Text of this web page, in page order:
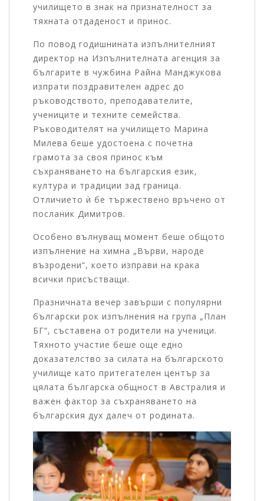
училището в знак на признателност за
тяхната отдаденост и принос.
По повод годишнината изпълнителният
директор на Изпълнителната агенция за
българите в чужбина Райна Манджукова
изпрати поздравителен адрес до
ръководството, преподавателите,
учениците и техните семейства.
Ръководителят на училището Марина
Милева беше удостоена с почетна
грамота за своя принос към
съхраняването на българския език,
култура и традиции зад граница.
Отличието ѝ бе тържествено връчено от
посланик Димитров.
Особено вълнуващ момент беше общото
изпълнение на химна „Върви, народе
възродени“, което изправи на крака
всички присъстващи.
Празничната вечер завърши с популярни
български рок изпълнения на група „План
БГ“, съставена от родители на ученици.
Тяхното участие беше още едно
доказателство за силата на българското
училище като притегателен център за
цялата българска общност в Австралия и
важен фактор за съхраняването на
българския дух далеч от родината.